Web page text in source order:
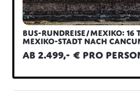
Bus-Rundreise/Mexiko: 16
Mexiko-Stadt nach
ab 2.499,- € pro